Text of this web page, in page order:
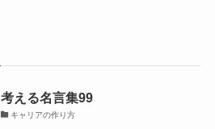
考える名言集99
キャリアの作り方